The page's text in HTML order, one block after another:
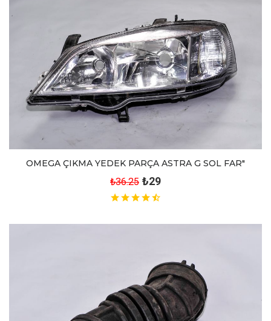
OMEGA ÇIKMA YEDEK PARÇA ASTRA G SOL FAR"
₺36.25 ₺29